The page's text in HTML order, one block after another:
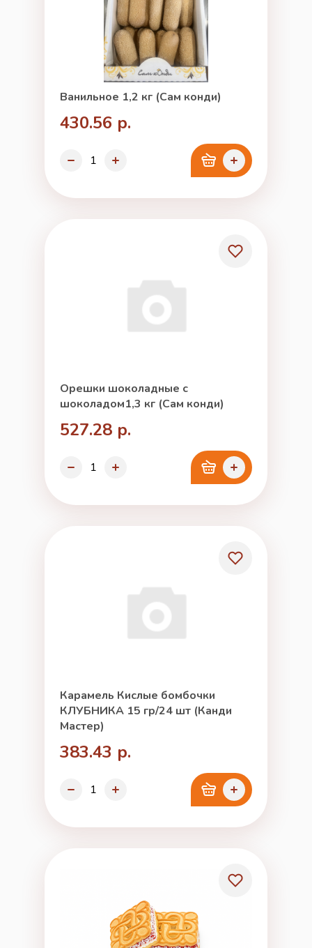
Ванильное 1,2 кг (Сам конди)
430.56 р.
Орешки шоколадные с
шоколадом1,3 кг (Сам конди)
527.28 р.
Карамель Кислые бомбочки
КЛУБНИКА 15 гр/24 шт (Канди
Мастер)
383.43 р.